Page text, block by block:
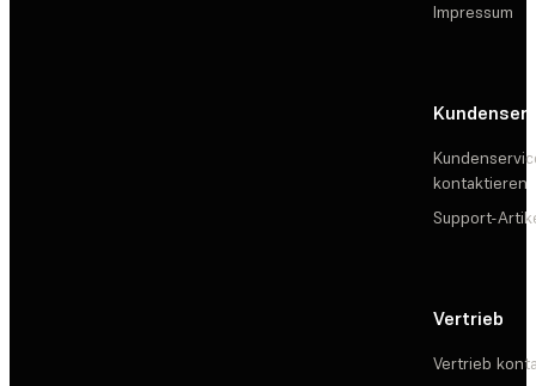
Impressum
kontaktieren
Support-
Vertrieb
Vertrieb